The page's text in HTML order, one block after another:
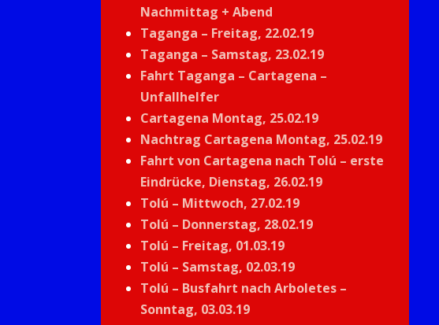
Nachmittag + Abend
Taganga – Freitag, 22.02.19
Taganga – Samstag, 23.02.19
Fahrt Taganga – Cartagena –
Unfallhelfer
Cartagena Montag, 25.02.19
Nachtrag Cartagena Montag, 25.02.19
Fahrt von Cartagena nach Tolú – erste
Eindrücke, Dienstag, 26.02.19
Tolú – Mittwoch, 27.02.19
Tolú – Donnerstag, 28.02.19
Tolú – Freitag, 01.03.19
Tolú – Samstag, 02.03.19
Tolú – Busfahrt nach Arboletes –
Sonntag, 03.03.19